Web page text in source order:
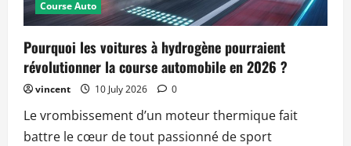
Course Auto
Pourquoi les voitures à hydrogène pourraient
révolutionner la course automobile en 2026 ?
vincent 10 July 2026 0
Le vrombissement d’un moteur thermique fait
battre le cœur de tout passionné de sport